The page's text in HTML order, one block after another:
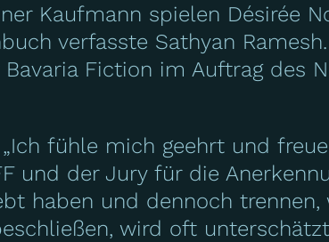
Kaufmann spielen Désirée
verfasste Sathyan
Fiction im Auftrag des
„Ich fühle mich geehrt und
und der Jury für die
haben und dennoch
wird oft